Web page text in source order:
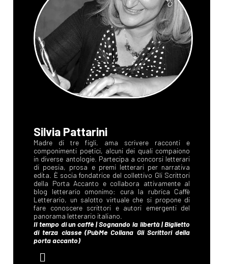
Silvia Pattarini